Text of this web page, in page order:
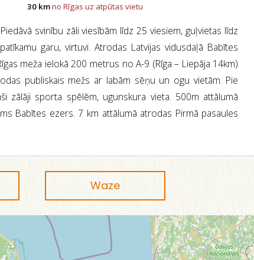
30 kmno Rīgas uz atpūtas vietu
svinību zāli viesībām līdz 25 viesiem, guļvietas līdz
garu, virtuvi. Atrodas Latvijas vidusdaļā Babītes
meža ielokā 200 metrus no A-9 (Rīga – Liepāja 14km)
publiskais mežs ar labām sēņu un ogu vietām. Pie
zālāji sporta spēlēm, ugunskura vieta. 500m attālumā
Babītes ezers. 7 km attālumā atrodas Pirmā pasaules
Waze